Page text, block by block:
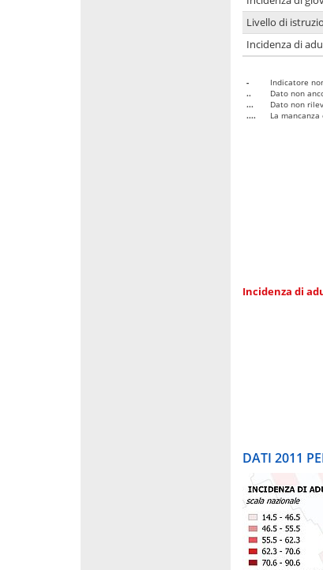
Livello di
Incidenza di
-
Indicatore
..
Dato non
...
Dato non
....
La
Incidenza di
DATI 2011